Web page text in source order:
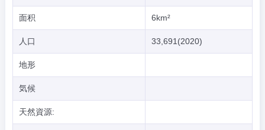
面积 6km²
人口 33,691(2020)
地形
気候
天然資源: